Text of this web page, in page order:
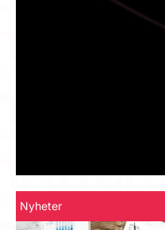
Nyheter